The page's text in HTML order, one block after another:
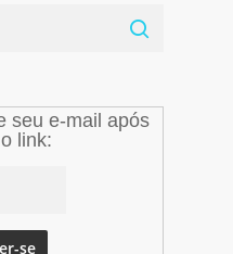
seu e-mail após
link: